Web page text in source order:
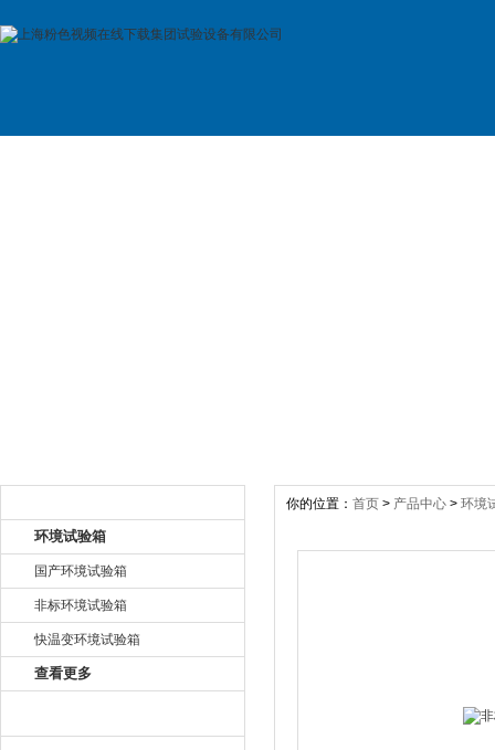
环境试验箱
国产环境试验箱
非标环境试验箱
快温变环境试验箱
查看更多
你的位置： 首页 > 产品中心 > 环境